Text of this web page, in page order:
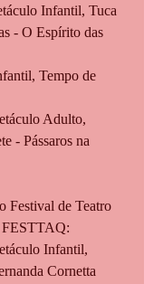
Infantil, Tuca
- O Espírito das
Tempo de
Adulto,
- Pássaros na
Festival de Teatro
FESTTAQ:
Infantil,
Cornetta